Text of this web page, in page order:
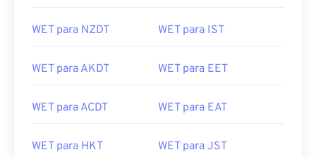
WET para NZDT WET para IST
WET para AKDT WET para EET
WET para ACDT WET para EAT
WET para HKT WET para JST